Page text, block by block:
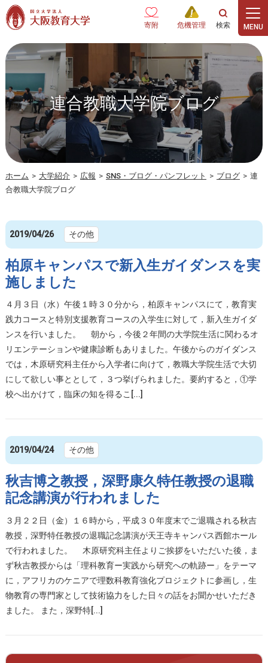
本文へ
寄附 危機管理
連合教職大学院ブログ
ホーム > 大学紹介 > 広報 > SNS・ブログ・パンフレット > ブログ > 連
合教職大学院ブログ
2019/04/26 その他
柏原キャンパスで新入生ガイダンスを実
施しました
４月３日（水）午後１時３０分から，柏原キャンパスにて，教育実
践力コースと特別支援教育コースの入学生に対して，新入生ガイダ
ンスを行いました。 朝から，今後２年間の大学院生活に関わるオ
リエンテーションや健康診断もありました。午後からのガイダンス
では，木原研究科主任から入学者に向けて，教職大学院生活で大切
にして欲しい事ととして，３つ挙げられました。要約すると，①学
校へ出かけて，臨床の知を得るこ[...]
2019/04/24 その他
秋吉博之教授，深野康久特任教授の退職
記念講演が行われました
３月２２日（金）１６時から，平成３０年度末でご退職される秋吉
教授，深野特任教授の退職記念講演が天王寺キャンパス西館ホール
で行われました。 木原研究科主任よりご挨拶をいただいた後，ま
ず秋吉教授からは「理科教育ー実践から研究への軌跡ー」をテーマ
に，アフリカのケニアで理数科教育強化プロジェクトに参画し，生
物教育の専門家として技術協力をした日々の話をお聞かせいただき
ました。 また，深野特[...]